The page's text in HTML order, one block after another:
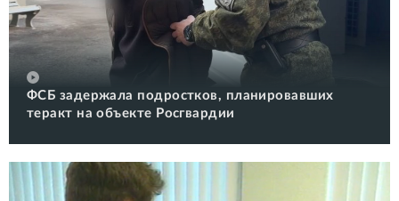
ФСБ задержала подростков, планировавших
теракт на объекте Росгвардии